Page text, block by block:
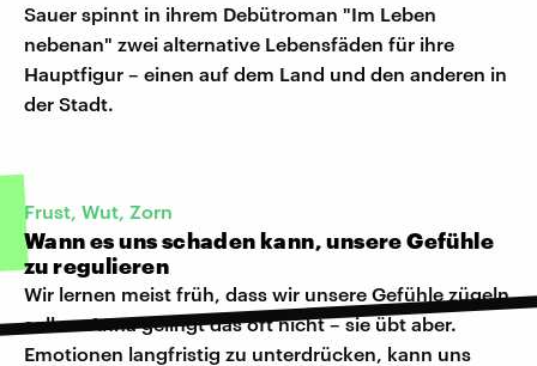
Sauer spinnt in ihrem Debütroman "Im Leben
nebenan" zwei alternative Lebensfäden für ihre
Hauptfigur – einen auf dem Land und den anderen in
der Stadt.
Frust, Wut, Zorn
Wann es uns schaden kann, unsere Gefühle
zu regulieren
Wir lernen meist früh, dass wir unsere Gefühle zügeln
sollen. Anna gelingt das oft nicht – sie übt aber.
Emotionen langfristig zu unterdrücken, kann uns